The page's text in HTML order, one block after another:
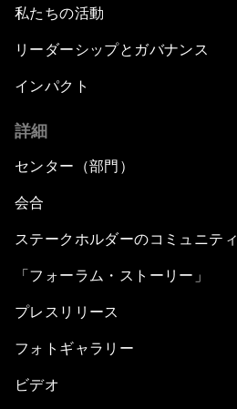
私たちの活動
リーダーシップとガバナンス
インパクト
詳細
センター（部門）
会合
ステークホルダーのコミュニティ
「フォーラム・ストーリー」
プレスリリース
フォトギャラリー
ビデオ